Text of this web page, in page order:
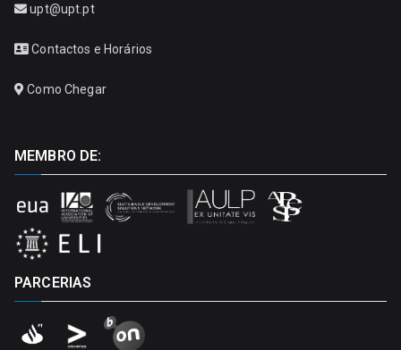
upt@upt.pt
Contactos e Horários
Como Chegar
MEMBRO DE:
PARCERIAS